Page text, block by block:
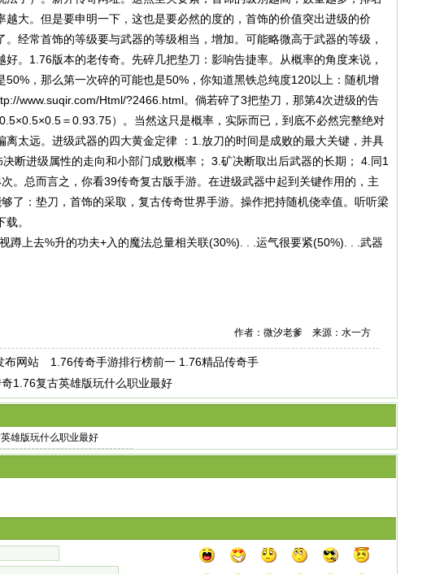
越大。但是要申明一下，这也是要必然的度的，首饰的价值突出进级的价
。经常首饰的等级要与武器的等级相当，增加。可能略微高于武器的等级，
好。1.76版本的老传奇。先碎几把垫刀：影响告捷率。从概率的角度来说，
50%，那么第一次碎的可能也是50%，你知道黑铁总纯度120以上：随机增
www.suqir.com/Html/?2466.html。倘若碎了3把垫刀，那第4次进级的告
＝0.93.75）。当然这只是概率，实际而已，到底不必然完整绝对
离太远。进级武器的四大黄金定律 ：1.放刀的时间是成败的最大关键，并具
断进级属性的走向和小部门成败概率； 3.矿决断取出后武器的长期； 4.同1
。总而言之，你看39传奇复古版手游。在进级武器中起到关键作用的，主
了：垫刀，首饰的采取，复古传奇世界手游。操作把持随机侥幸值。听听梁
。
蹲上去%升的功夫+入的魔法总量相关联(30%). . .运气很要紧(50%). . .武器
作者：微汐老爹 来源：水一方
布网站 1.76传奇手游排行榜前一 1.76精品传奇手
1.76复古英雄版玩什么职业最好
雄版玩什么职业最好